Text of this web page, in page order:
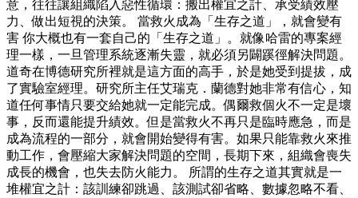
意，往往讓組織陷入惡性循環：搬出權宜之計、承受績效壓
力、做出短視的決策。 當救火成為「生存之道」，就會變有
害 你大概也有一套自己的「生存之道」。就像哈雷的專案經
理一樣，一旦管理系統逐漸失靈，就必須另闢蹊徑解決問題。
道奇在博德研究所裡就是這方面的高手，於是她受到提拔，成
了實驗室經理。研究所主任艾瑞克．蘭德對她非常有信心，知
道任何事情只要交給她就一定能完成。偶爾救個火不一定是壞
事，反而還能提升績效。但是當救火不再只是臨時應急，而是
成為流程的一部分，就會開始變得有害。如果只能靠救火來推
動工作，會壓縮大家解決問題的空間，長期下來，組織會喪失
成長的機會，也失去防火能力。 所謂的生存之道其實就是一
堆權宜之計：該訓練卻跳過、該測試卻省略、數據忽略不看、